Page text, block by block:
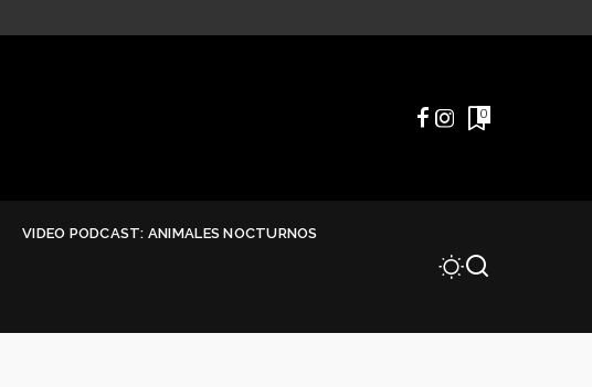
0
VIDEO PODCAST: ANIMALES NOCTURNOS